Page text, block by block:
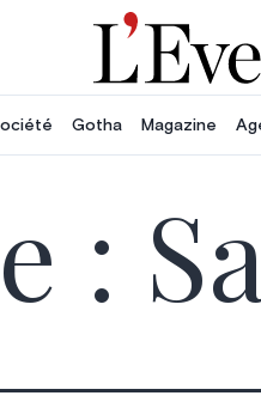
Gotha Magazine
: